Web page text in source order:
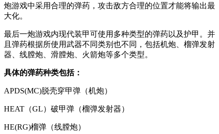
炮游戏中采用合理的弹药，攻击敌方合理的位置才能将输出最
大化。
最后一炮游戏内现代装甲可使用多种类型的弹药以及护甲。并
且弹药根据所使用武器不同类别也不同，包括机炮、榴弹发射
器、线膛炮、滑膛炮、火箭炮等多个类型。
具体的弹药种类包括：
APDS(MC)脱壳穿甲弹（机炮）
HEAT（GL）破甲弹（榴弹发射器）
HE(RG)榴弹（线膛炮）